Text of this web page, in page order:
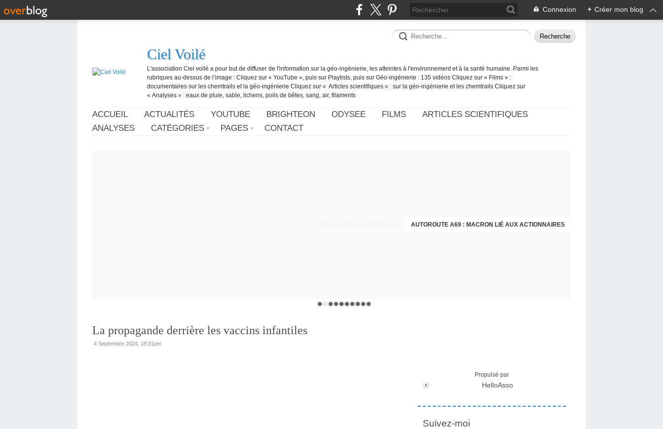
Connexion + Créer mon blog
Ciel Voilé
L'association Ciel voilé a pour but de diffuser de l'information sur la géo-ingénierie, les atteintes à l'environnement et à la santé humaine. Parmi les
rubriques au-dessus de l’image : Cliquez sur « YouTube », puis sur Playlists, puis sur Géo-ingénierie : 135 vidéos Cliquez sur « Films » :
documentaires sur les chemtrails et la géo-ingénierie Cliquez sur « Articles scientifiques » : sur la géo-ingénierie et les chemtrails Cliquez sur
« Analyses » : eaux de pluie, sable, lichens, poils de bêtes, sang, air, filaments
ACCUEIL ACTUALITÉS YOUTUBE BRIGHTEON ODYSEE FILMS
ARTICLES SCIENTIFIQUES
ANALYSES
CATÉGORIES PAGES CONTACT
AUTOROUTE A69 : MACRON LIÉ AUX ACTIONNAIRES
CRISE MIGRATOIRE À CEUTA : UN JEUNE FRANÇAIS SUR PLACE RÉTABLIT LES FAITS ! - RAPHAËL AYMA
La propagande derrière les vaccins infantiles
4 Septembre 2024, 18:31pm
Propulsé par
HelloAsso
Suivez-moi